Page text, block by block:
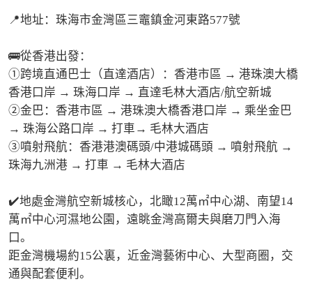
📍地址：珠海市金灣區三竈鎮金河東路577號
🚌從香港出發：
①跨境直通巴士（直達酒店）：香港市區 → 港珠澳大橋
香港口岸 → 珠海口岸 → 直達毛林大酒店/航空新城
②金巴：香港市區 → 港珠澳大橋香港口岸 → 乘坐金巴
→ 珠海公路口岸 → 打車→ 毛林大酒店
③噴射飛航：香港港澳碼頭/中港城碼頭 → 噴射飛航 →
珠海九洲港 → 打車 → 毛林大酒店
✔️地處金灣航空新城核心，北瞰12萬㎡中心湖、南望14
萬㎡中心河濕地公園，遠眺金灣高爾夫與磨刀門入海
口。
距金灣機場約15公裏，近金灣藝術中心、大型商圈，交
通與配套便利。